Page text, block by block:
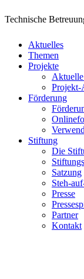
Technische
Close
Menu
Aktuelles
Themen
Projekte
Förderung
Stiftung
Die
Satzung
Steh-
Presse
Partner
Kontakt